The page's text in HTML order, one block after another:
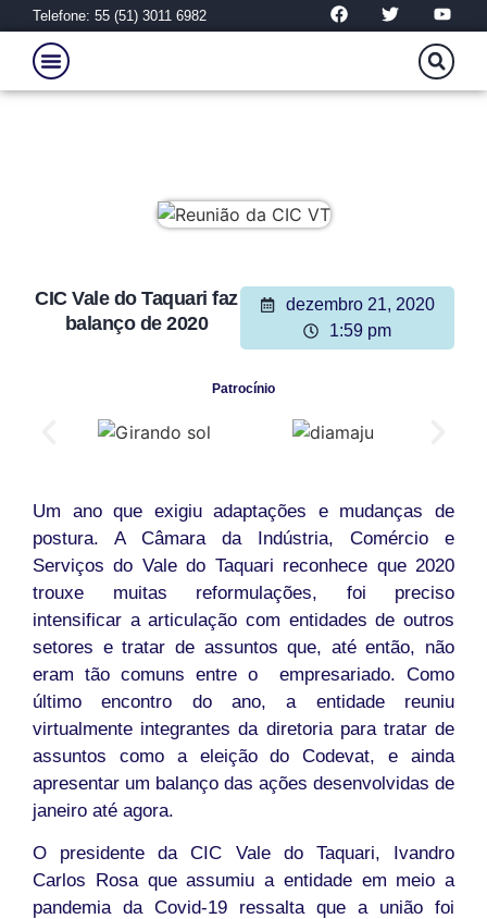
Telefone: 55 (51) 3011 6982
CIC Vale do Taquari faz
balanço de 2020
dezembro 21, 2020
1:59 pm
Patrocínio
Um ano que exigiu adaptações e mudanças de
postura. A Câmara da Indústria, Comércio e
Serviços do Vale do Taquari reconhece que 2020
trouxe muitas reformulações, foi preciso
intensificar a articulação com entidades de outros
setores e tratar de assuntos que, até então, não
eram tão comuns entre o empresariado. Como
último encontro do ano, a entidade reuniu
virtualmente integrantes da diretoria para tratar de
assuntos como a eleição do Codevat, e ainda
apresentar um balanço das ações desenvolvidas de
janeiro até agora.
O presidente da CIC Vale do Taquari, Ivandro
Carlos Rosa que assumiu a entidade em meio a
pandemia da Covid-19 ressalta que a união foi